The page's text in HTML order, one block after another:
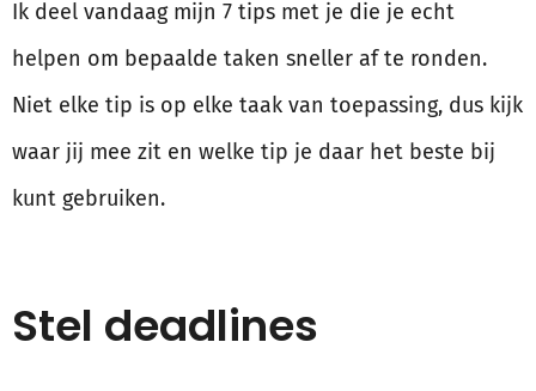
Ik deel vandaag mijn 7 tips met je die je echt
helpen om bepaalde taken sneller af te ronden.
Niet elke tip is op elke taak van toepassing, dus kijk
waar jij mee zit en welke tip je daar het beste bij
kunt gebruiken.
Stel deadlines